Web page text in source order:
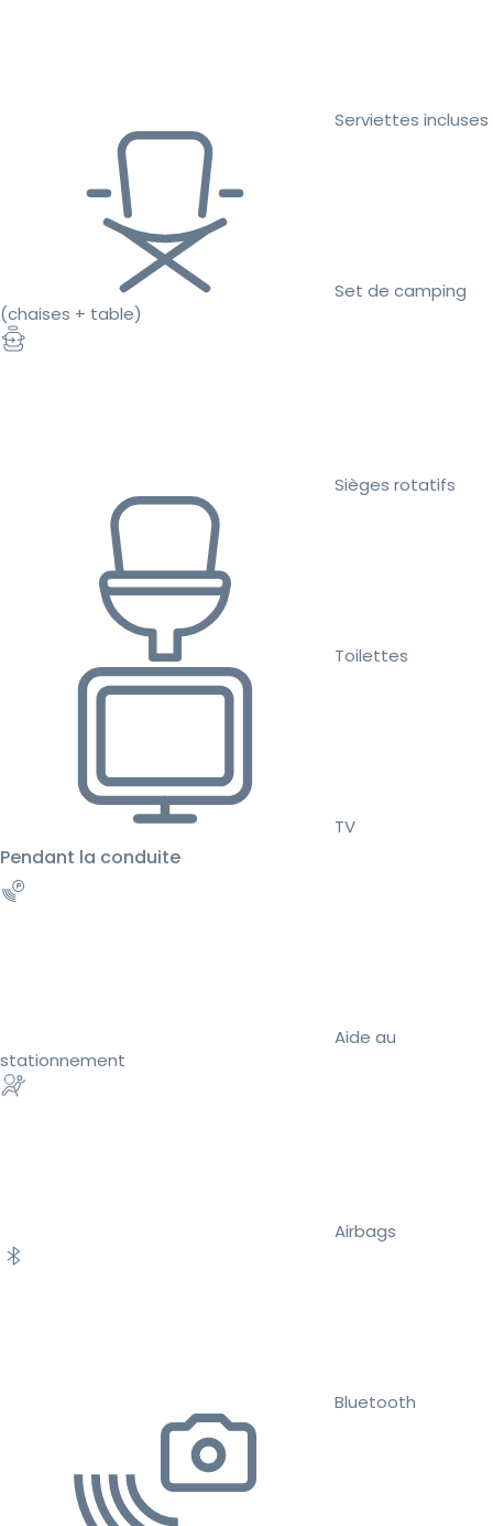
Serviettes incluses
Set de camping
(chaises + table)
Sièges rotatifs
Toilettes
TV
Pendant la conduite
Aide au
stationnement
Airbags
Bluetooth